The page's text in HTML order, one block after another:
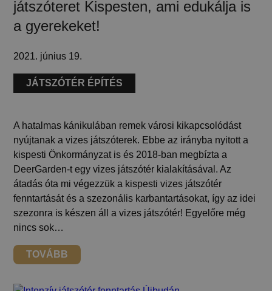
játszóteret Kispesten, ami edukálja is
a gyerekeket!
2021. június 19.
JÁTSZÓTÉR ÉPÍTÉS
A hatalmas kánikulában remek városi kikapcsolódást
nyújtanak a vizes játszóterek. Ebbe az irányba nyitott a
kispesti Önkormányzat is és 2018-ban megbízta a
DeerGarden-t egy vizes játszótér kialakításával. Az
átadás óta mi végezzük a kispesti vizes játszótér
fenntartását és a szezonális karbantartásokat, így az idei
szezonra is készen áll a vizes játszótér! Egyelőre még
nincs sok…
TOVÁBB